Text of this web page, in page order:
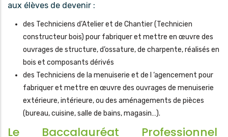
aux élèves de devenir :
des Techniciens d’Atelier et de Chantier (Technicien
constructeur bois) pour fabriquer et mettre en œuvre des
ouvrages de structure, d’ossature, de charpente, réalisés en
bois et composants dérivés
des Techniciens de la menuiserie et de l ‘agencement pour
fabriquer et mettre en œuvre des ouvrages de menuiserie
extérieure, intérieure, ou des aménagements de pièces
(bureau, cuisine, salle de bains, magasin…).
Le Baccalauréat Professionnel